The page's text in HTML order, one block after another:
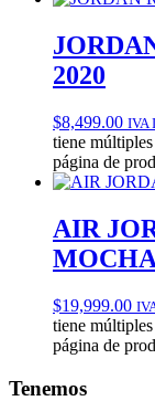
2020
$8,499.00 IVA
tiene
página de
AIR
MOCHA
$19,999.00
tiene
página de
Tenemos